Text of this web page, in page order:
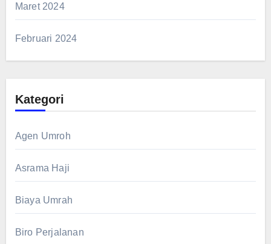
Maret 2024
Februari 2024
Kategori
Agen Umroh
Asrama Haji
Biaya Umrah
Biro Perjalanan